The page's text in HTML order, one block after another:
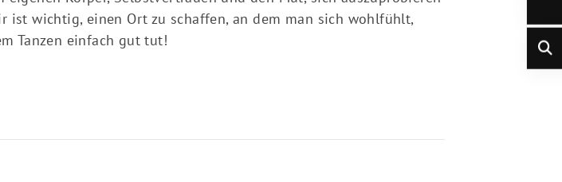
ist wichtig, einen Ort zu schaffen, an dem man sich wohlfühlt,
Tanzen einfach gut tut!